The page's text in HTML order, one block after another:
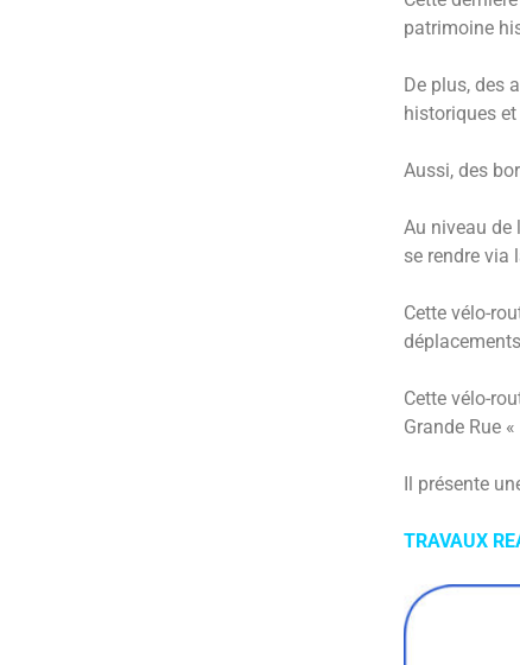
patrimoine
De plus, des
historiques
Aussi, des
Au niveau de
se rendre via
Cette vélo-
Cette vélo-
Grande Rue «
Il présente
TRAVAUX